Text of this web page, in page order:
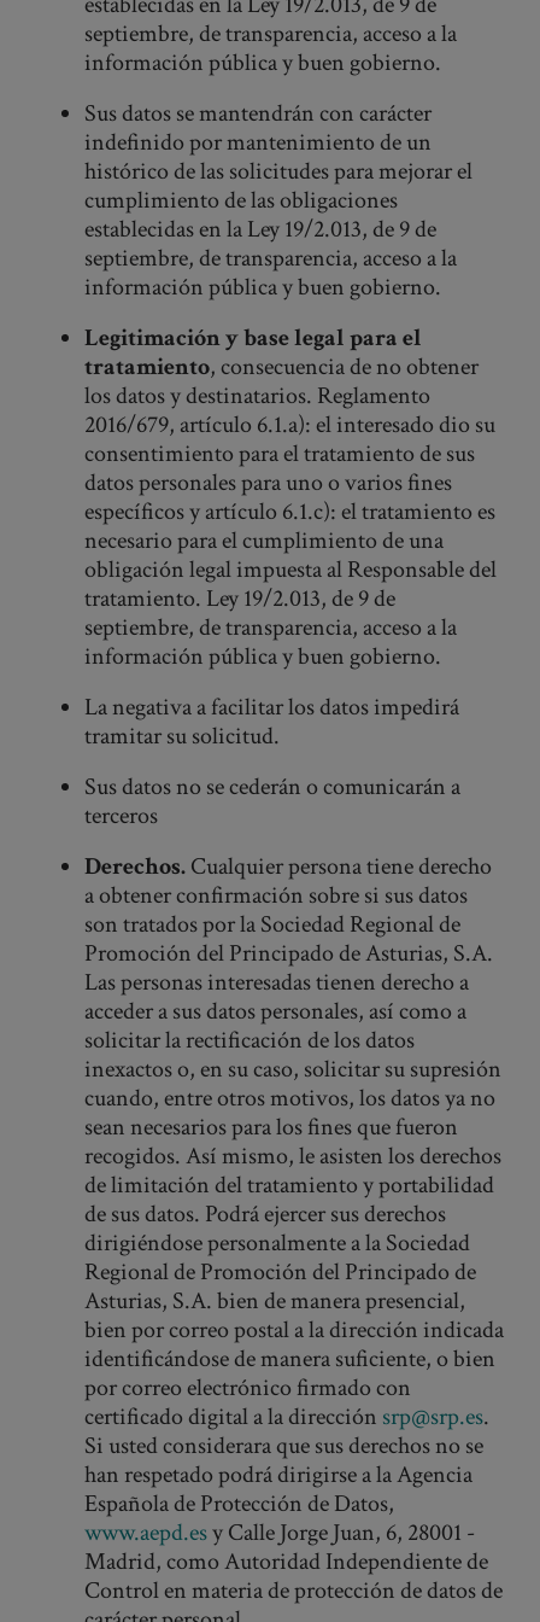
septiembre, de transparencia, acceso a la
información pública y buen gobierno.
Sus datos se mantendrán con carácter
indefinido por mantenimiento de un
histórico de las solicitudes para mejorar el
cumplimiento de las obligaciones
establecidas en la Ley 19/2.013, de 9 de
septiembre, de transparencia, acceso a la
información pública y buen gobierno.
Legitimación y base legal para el
tratamiento, consecuencia de no obtener
los datos y destinatarios. Reglamento
2016/679, artículo 6.1.a): el interesado dio su
consentimiento para el tratamiento de sus
datos personales para uno o varios fines
específicos y artículo 6.1.c): el tratamiento es
necesario para el cumplimiento de una
obligación legal impuesta al Responsable del
tratamiento. Ley 19/2.013, de 9 de
septiembre, de transparencia, acceso a la
información pública y buen gobierno.
La negativa a facilitar los datos impedirá
tramitar su solicitud.
Sus datos no se cederán o comunicarán a
terceros
Derechos.Cualquier persona tiene derecho
a obtener confirmación sobre si sus datos
son tratados por la Sociedad Regional de
Promoción del Principado de Asturias, S.A.
Las personas interesadas tienen derecho a
acceder a sus datos personales, así como a
solicitar la rectificación de los datos
inexactos o, en su caso, solicitar su supresión
cuando, entre otros motivos, los datos ya no
sean necesarios para los fines que fueron
recogidos. Así mismo, le asisten los derechos
de limitación del tratamiento y portabilidad
de sus datos. Podrá ejercer sus derechos
dirigiéndose personalmente a la Sociedad
Regional de Promoción del Principado de
Asturias, S.A. bien de manera presencial,
bien por correo postal a la dirección indicada
identificándose de manera suficiente, o bien
por correo electrónico firmado con
certificado digital a la dirección srp@srp.es.
Si usted considerara que sus derechos no se
han respetado podrá dirigirse a la Agencia
Española de Protección de Datos,
www.aepd.esy Calle Jorge Juan, 6, 28001 -
Madrid, como Autoridad Independiente de
Control en materia de protección de datos de